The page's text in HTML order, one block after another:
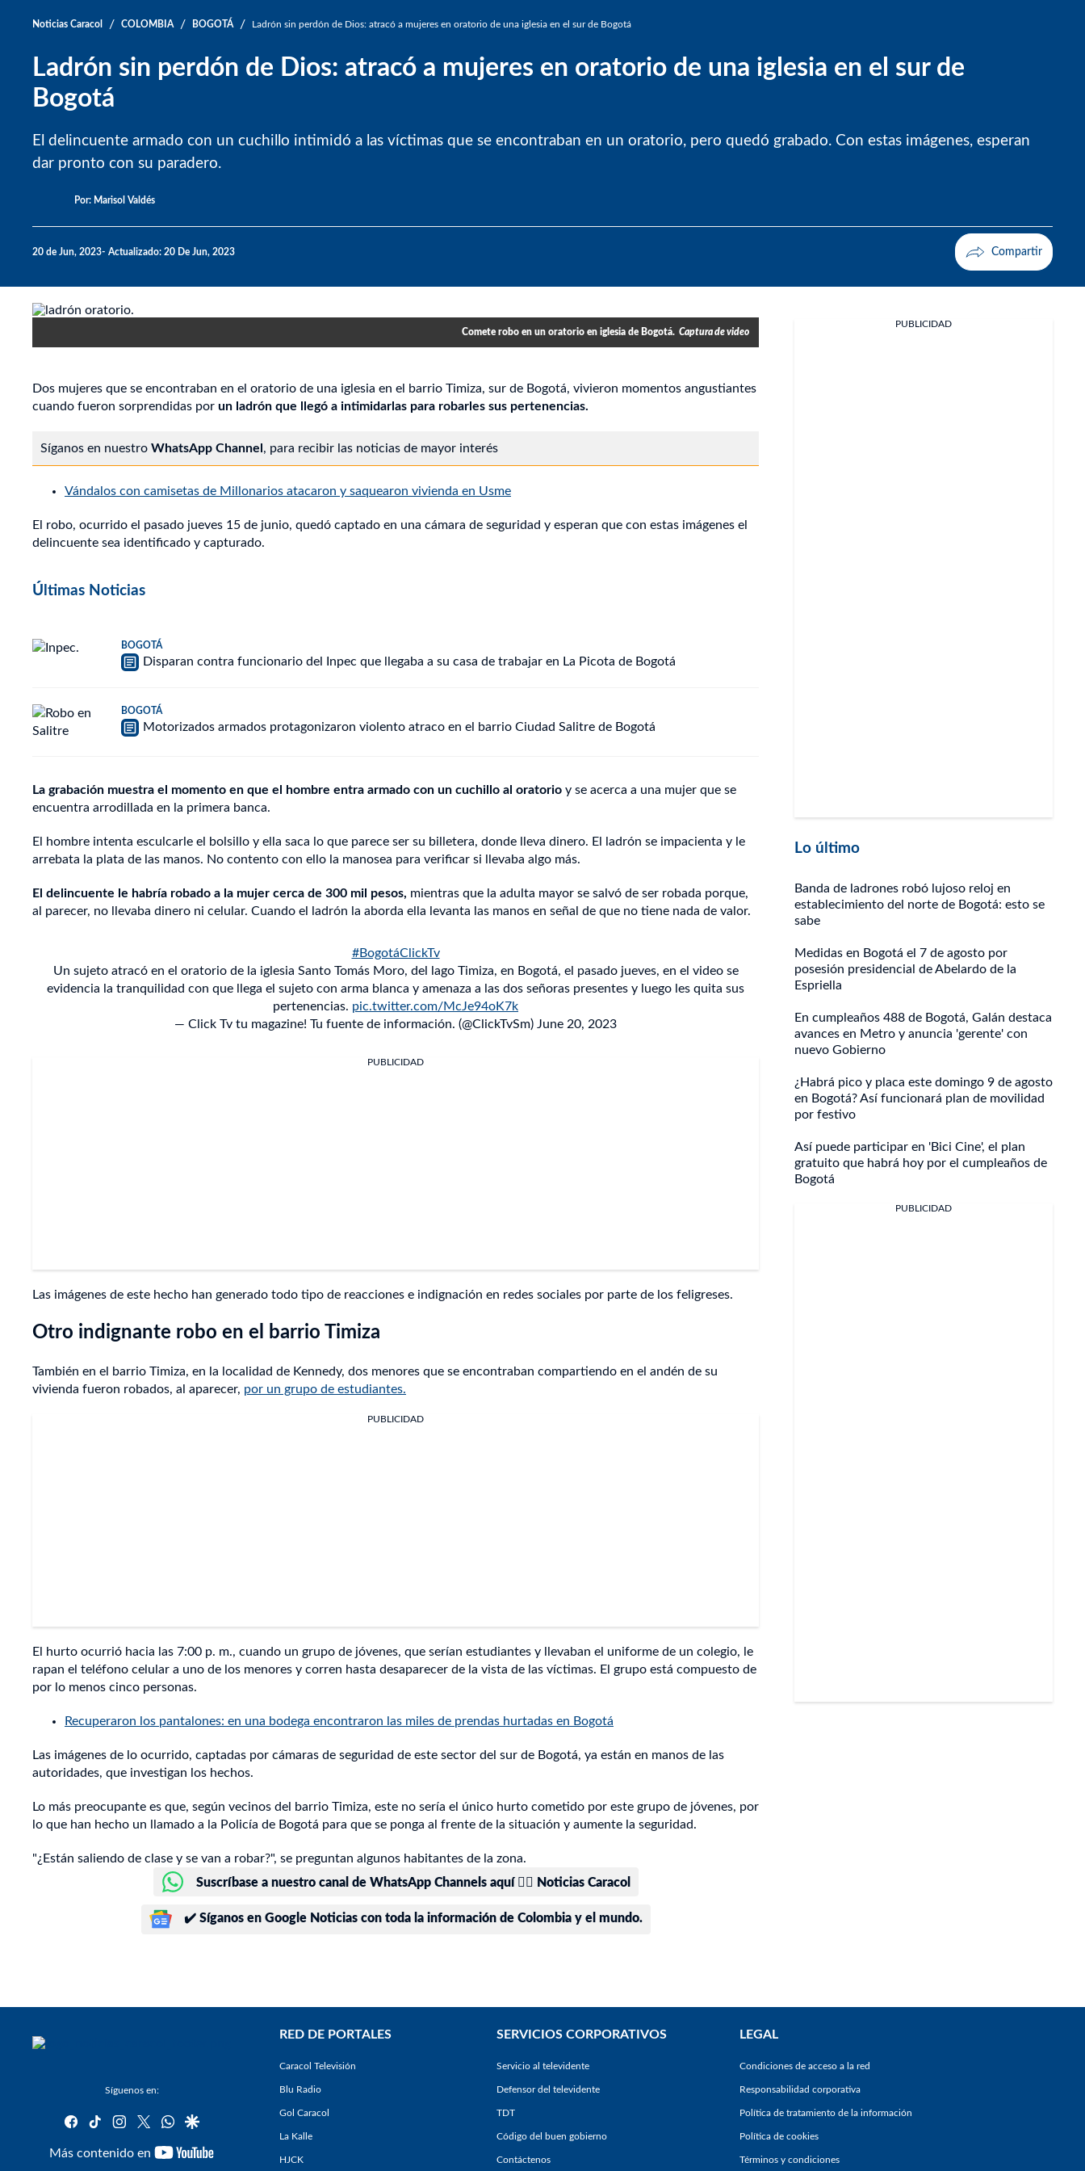
Noticias Caracol / COLOMBIA / BOGOTÁ / Ladrón sin perdón de Dios: atracó a mujeres en oratorio de una iglesia en el sur de Bogotá
Ladrón sin perdón de Dios: atracó a mujeres en oratorio de una iglesia en el sur de
Bogotá
El delincuente armado con un cuchillo intimidó a las víctimas que se encontraban en un oratorio, pero quedó grabado. Con estas imágenes, esperan
dar pronto con su paradero.
Por: Marisol Valdés
20 de Jun, 2023 Actualizado: 20 De Jun, 2023
Comete robo en un oratorio en iglesia de Bogotá. Captura de video
Dos mujeres que se encontraban en el oratorio de una iglesia en el barrio Timiza, sur de Bogotá, vivieron momentos angustiantes
cuando fueron sorprendidas por un ladrón que llegó a intimidarlas para robarles sus pertenencias.
Síganos en nuestro WhatsApp Channel , para recibir las noticias de mayor interés
Vándalos con camisetas de Millonarios atacaron y saquearon vivienda en Usme
El robo, ocurrido el pasado jueves 15 de junio, quedó captado en una cámara de seguridad y esperan que con estas imágenes el
delincuente sea identificado y capturado.
Últimas Noticias
BOGOTÁ
Disparan contra funcionario del Inpec que llegaba a su casa de trabajar en La Picota de Bogotá
BOGOTÁ
Motorizados armados protagonizaron violento atraco en el barrio Ciudad Salitre de Bogotá
La grabación muestra el momento en que el hombre entra armado con un cuchillo al oratorio y se acerca a una mujer que se
encuentra arrodillada en la primera banca.
El hombre intenta esculcarle el bolsillo y ella saca lo que parece ser su billetera, donde lleva dinero. El ladrón se impacienta y le
arrebata la plata de las manos. No contento con ello la manosea para verificar si llevaba algo más.
El delincuente le habría robado a la mujer cerca de 300 mil pesos, mientras que la adulta mayor se salvó de ser robada porque,
al parecer, no llevaba dinero ni celular. Cuando el ladrón la aborda ella levanta las manos en señal de que no tiene nada de valor.
#BogotáClickTv
Un sujeto atracó en el oratorio de la iglesia Santo Tomás Moro, del lago Timiza, en Bogotá, el pasado jueves, en el video se
evidencia la tranquilidad con que llega el sujeto con arma blanca y amenaza a las dos señoras presentes y luego les quita sus
pertenencias. pic.twitter.com/McJe94oK7k
— Click Tv tu magazine! Tu fuente de información. (@ClickTvSm) June 20, 2023
PUBLICIDAD
Las imágenes de este hecho han generado todo tipo de reacciones e indignación en redes sociales por parte de los feligreses.
Otro indignante robo en el barrio Timiza
También en el barrio Timiza, en la localidad de Kennedy, dos menores que se encontraban compartiendo en el andén de su
vivienda fueron robados, al aparecer, por un grupo de estudiantes.
PUBLICIDAD
El hurto ocurrió hacia las 7:00 p. m., cuando un grupo de jóvenes, que serían estudiantes y llevaban el uniforme de un colegio, le
rapan el teléfono celular a uno de los menores y corren hasta desaparecer de la vista de las víctimas. El grupo está compuesto de
por lo menos cinco personas.
Recuperaron los pantalones: en una bodega encontraron las miles de prendas hurtadas en Bogotá
Las imágenes de lo ocurrido, captadas por cámaras de seguridad de este sector del sur de Bogotá, ya están en manos de las
autoridades, que investigan los hechos.
Lo más preocupante es que, según vecinos del barrio Timiza, este no sería el único hurto cometido por este grupo de jóvenes, por
lo que han hecho un llamado a la Policía de Bogotá para que se ponga al frente de la situación y aumente la seguridad.
"¿Están saliendo de clase y se van a robar?", se preguntan algunos habitantes de la zona.
Suscríbase a nuestro canal de WhatsApp Channels aquí 👉🏻 Noticias Caracol
✔️ Síganos en Google Noticias con toda la información de Colombia y el mundo.
PUBLICIDAD
Lo último
Banda de ladrones robó lujoso reloj en
establecimiento del norte de Bogotá: esto se
sabe
Medidas en Bogotá el 7 de agosto por
posesión presidencial de Abelardo de la
Espriella
En cumpleaños 488 de Bogotá, Galán destaca
avances en Metro y anuncia 'gerente' con
nuevo Gobierno
¿Habrá pico y placa este domingo 9 de agosto
en Bogotá? Así funcionará plan de movilidad
por festivo
Así puede participar en 'Bici Cine', el plan
gratuito que habrá hoy por el cumpleaños de
Bogotá
PUBLICIDAD
Síguenos en:
facebook
tiktokinstagram
twitterwhatsapp
google
Más contenido en
youtube-
RED DE PORTALES
Caracol Televisión
Blu Radio
Gol Caracol
La Kalle
HJCK
SERVICIOS CORPORATIVOS
Servicio al televidente
Defensor del televidente
TDT
Código del buen gobierno
Contáctenos
LEGAL
Condiciones de acceso a la red
Responsabilidad corporativa
Política de tratamiento de la información
Política de cookies
Términos y condiciones